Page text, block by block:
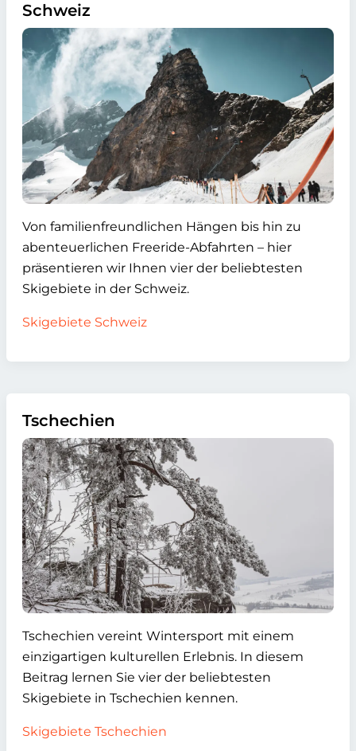
Schweiz
Von familienfreundlichen Hängen bis hin zu
abenteuerlichen Freeride-Abfahrten – hier
präsentieren wir Ihnen vier der beliebtesten
Skigebiete in der Schweiz.
Skigebiete Schweiz
Tschechien
Tschechien vereint Wintersport mit einem
einzigartigen kulturellen Erlebnis. In diesem
Beitrag lernen Sie vier der beliebtesten
Skigebiete in Tschechien kennen.
Skigebiete Tschechien